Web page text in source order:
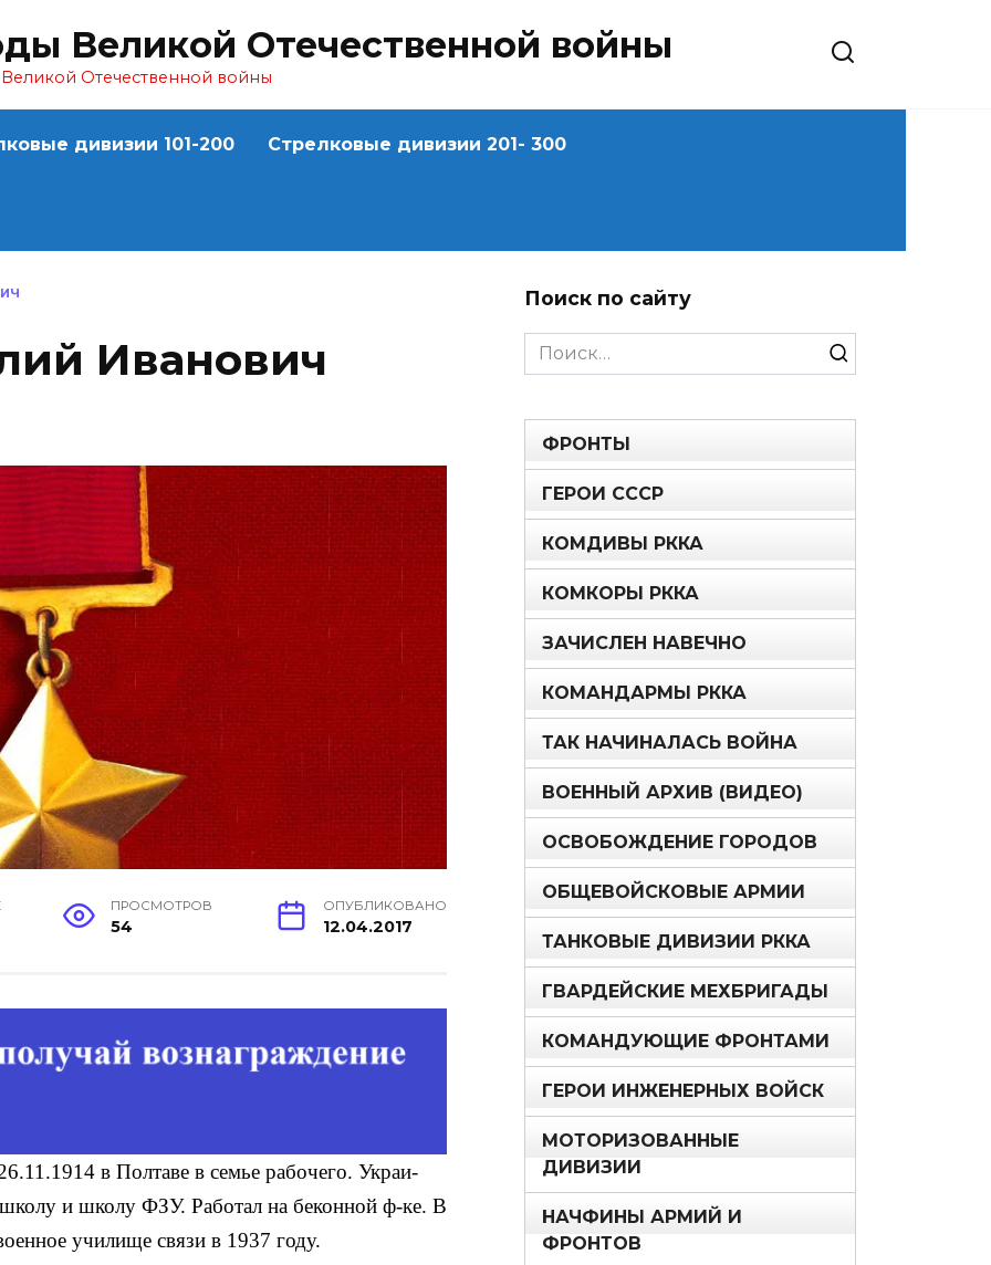
Великой Отечественной войны
Отечественной войны
дивизии 101-200 Стрелковые дивизии 201- 300
Иванович
ПРОСМОТРОВ
54
ОПУБЛИКОВАНО
12.04.2017
в Полтаве в семье рабочего. Украи­
и школу ФЗУ. Работал на бекон­ной ф-ке. В
училище связи в 1937 году.
Поиск по сайту
Search
for:
ФРОНТЫ
ГЕРОИ СССР
КОМДИВЫ РККА
КОМКОРЫ РККА
ЗАЧИСЛЕН НАВЕЧНО
КОМАНДАРМЫ РККА
ТАК НАЧИНАЛАСЬ ВОЙНА
ВОЕННЫЙ АРХИВ (ВИДЕО)
ОСВОБОЖДЕНИЕ ГОРОДОВ
ОБЩЕВОЙСКОВЫЕ АРМИИ
ТАНКОВЫЕ ДИВИЗИИ РККА
ГВАРДЕЙСКИЕ МЕХБРИГАДЫ
КОМАНДУЮЩИЕ ФРОНТАМИ
ГЕРОИ ИНЖЕНЕРНЫХ ВОЙСК
МОТОРИЗОВАННЫЕ
ДИВИЗИИ
НАЧФИНЫ АРМИЙ И
ФРОНТОВ